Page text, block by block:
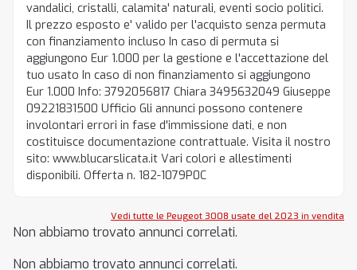
vandalici, cristalli, calamita' naturali, eventi socio politici.
Il prezzo esposto e' valido per l'acquisto senza permuta
con finanziamento incluso In caso di permuta si
aggiungono Eur 1.000 per la gestione e l'accettazione del
tuo usato In caso di non finanziamento si aggiungono
Eur 1.000 Info: 3792056817 Chiara 3495632049 Giuseppe
09221831500 Ufficio Gli annunci possono contenere
involontari errori in fase d'immissione dati, e non
costituisce documentazione contrattuale. Visita il nostro
sito: www.blucarslicata.it Vari colori e allestimenti
disponibili. Offerta n. 182-1079P0C
Vedi tutte le Peugeot 3008 usate del 2023 in vendita
Non abbiamo trovato annunci correlati.
Non abbiamo trovato annunci correlati.